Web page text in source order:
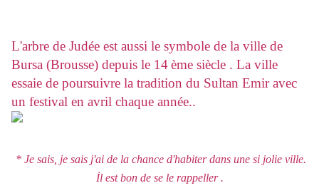
L'arbre de Judée est aussi le symbole de la ville de
Bursa (Brousse) depuis le 14ème siècle . La ville
essaie de poursuivre la tradition du Sultan Emir avec
un festival en avril chaque année..
* Je sais, je sais j'ai de la chance d'habiter dans une si jolie ville.
İl est bon de se le rappeller .